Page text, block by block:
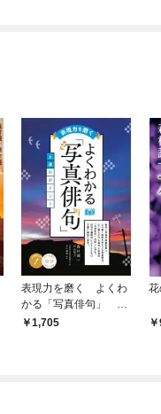
表現力を磨く よくわ
かる「写真俳句」 上
達のポイント
1,705